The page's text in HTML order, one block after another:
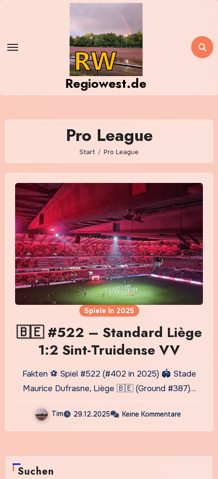
Regiowest.de
Pro League
Start Pro League
Spiele in 2025
🇧🇪 #522 – Standard Liège
1:2 Sint-Truidense VV
Fakten ⚽ Spiel #522 (#402 in 2025) 🏟️ Stade
Maurice Dufrasne, Liège 🇧🇪 (Ground #387)…
Tim 29.12.2025 Keine Kommentare
Suchen